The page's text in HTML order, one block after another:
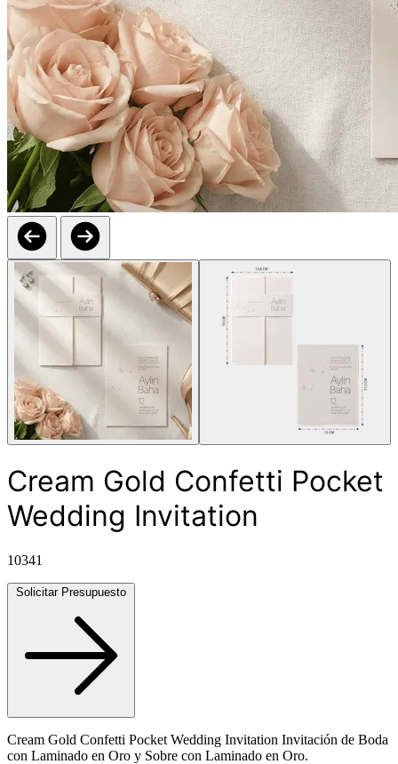
Cream Gold Confetti Pocket
Wedding Invitation
10341
Cream Gold Confetti Pocket Wedding Invitation Invitación de Boda
con Laminado en Oro y Sobre con Laminado en Oro.